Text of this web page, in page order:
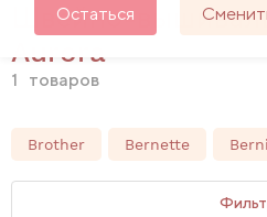
Остаться
Швейно-
Aurora
1 товаров
Brother Bernette